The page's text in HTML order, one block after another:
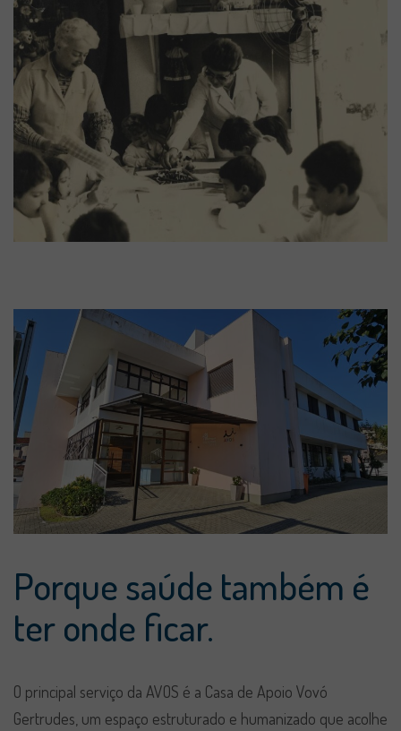
Porque saúde também é
ter onde ficar.
O principal serviço da AVOS é a Casa de Apoio Vovó
Gertrudes, um espaço estruturado e humanizado que acolhe